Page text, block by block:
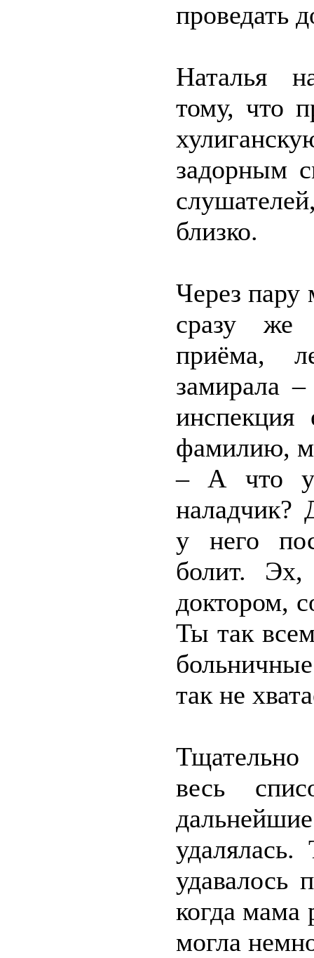
проведать
Наталья
тому, что
задорным
близко.
Через пару
сразу же
приёма,
замирала
фамилию,
– А что у
наладчик?
у него
болит.
доктором,
Ты так
так не
весь
удавалось
когда мама
могла